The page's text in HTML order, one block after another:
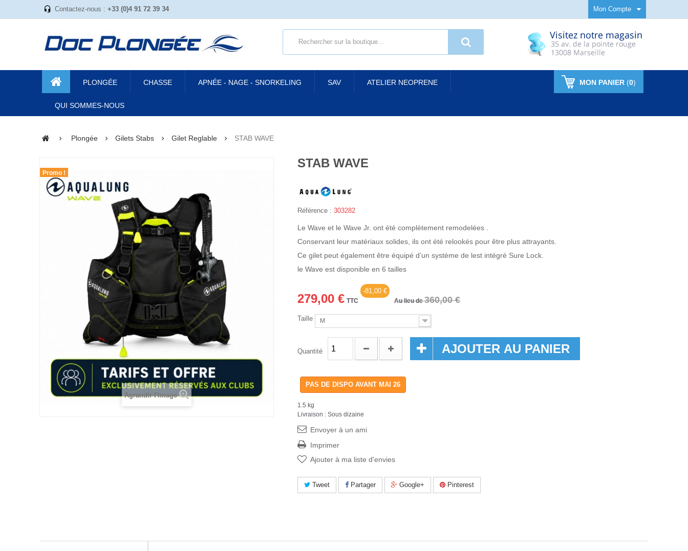
Mon Compte
Contactez-nous : +33 (0)4 91 72 39 34
MON PANIER (0)
PLONGÉE CHASSE APNÉE - NAGE - SNORKELING SAV ATELIER NEOPRENE
QUI SOMMES-NOUS
Plongée Gilets Stabs Gilet Reglable STAB WAVE
Promo !
Agrandir l'image
STAB WAVE
Référence : 303282
Le Wave et le Wave Jr. ont été complètement remodelées .
Conservant leur matériaux solides, ils ont été relookés pour être plus attrayants.
Ce gilet peut également être équipé d’un système de lest intégré Sure Lock.
le Wave est disponible en 6 tailles
279,00 € TTC
-81,00 €
Au lieu de360,00 €
Taille M
Quantité AJOUTER AU PANIER
PAS DE DISPO AVANT MAI 26
1.5 kg
Livraison : Sous dizaine
Envoyer à un ami
Imprimer
Ajouter à ma liste d'envies
Tweet Partager Google+ Pinterest